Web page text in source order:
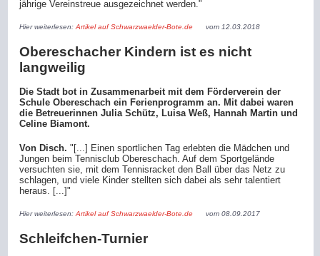
jährige Vereinstreue ausgezeichnet werden."
Hier weiterlesen:Artikel auf Schwarzwaelder-Bote.de vom 12.03.2018
Obereschacher Kindern ist es nicht
langweilig
Die Stadt bot in Zusammenarbeit mit dem Förderverein der
Schule Obereschach ein Ferienprogramm an. Mit dabei waren
die Betreuerinnen Julia Schütz, Luisa Weß, Hannah Martin und
Celine Biamont.
Von Disch. "[...] Einen sportlichen Tag erlebten die Mädchen und
Jungen beim Tennisclub Obereschach. Auf dem Sportgelände
versuchten sie, mit dem Tennisracket den Ball über das Netz zu
schlagen, und viele Kinder stellten sich dabei als sehr talentiert
heraus. [...]"
Hier weiterlesen:Artikel auf Schwarzwaelder-Bote.de vom 08.09.2017
Schleifchen-Turnier